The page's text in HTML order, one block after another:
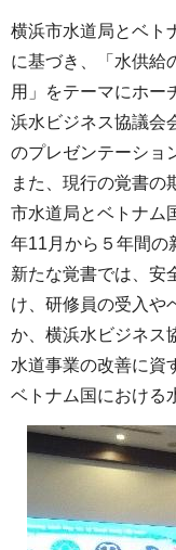
横浜市水道局とベト
に基づき、「水供給
用」をテーマにホー
浜水ビジネス協議会
のプレゼンテーショ
また、現行の覚書の
市水道局とベトナム
年11月から５年間の
新たな覚書では、安
け、研修員の受入や
か、横浜水ビジネス
水道事業の改善に資
ベトナム国における